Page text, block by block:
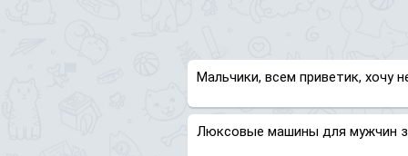
Мальчики, всем приветик, хочу
Люксовые машины для мужчин